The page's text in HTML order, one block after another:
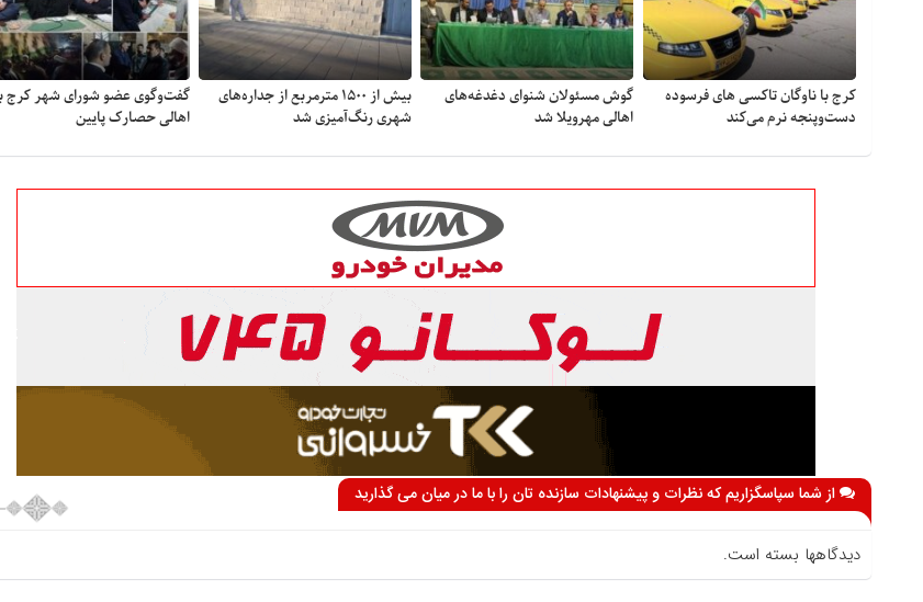
کرج با ناوگان تاکسی های فرسوده
دست‌وپنجه نرم می‌کند
گوش مسئولان شنوای دغدغه‎‌های
اهالی مهرویلا شد
بیش از ۱۵۰۰ مترمربع از جداره‌های
شهری رنگ‌آمیزی شد
گفت‌وگوی عضو شورای شهر کرج
اهالی حصارک پایین
از شما سپاسگزاریم که نظرات و پیشنهادات سازنده تان را با ما در میان می گذارید
دیدگاهها بسته است.